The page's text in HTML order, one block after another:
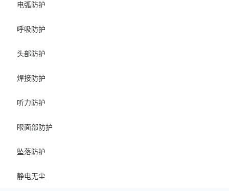
电弧防护
呼吸防护
头部防护
焊接防护
听力防护
眼面部防护
坠落防护
静电无尘